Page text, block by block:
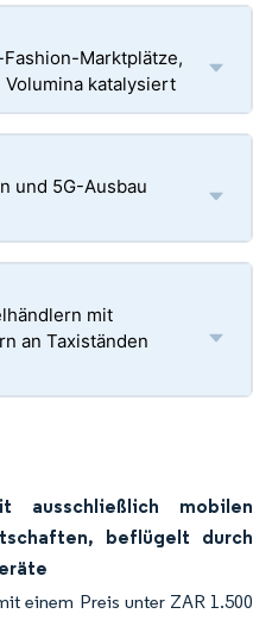
Marktplätze,
katalysiert
und 5G-Ausbau
mit
an Taxiständen
ausschließlich mobilen
beflügelt durch
einem Preis unter ZAR 1.500